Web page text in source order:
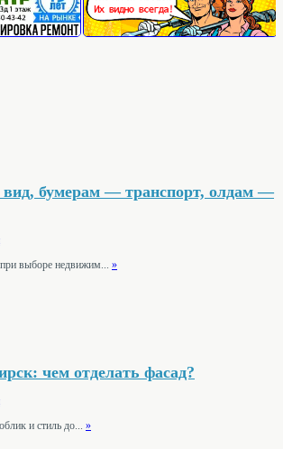
бумерам — транспорт, олдам —
выборе недвижим... »
чем отделать фасад?
и стиль до... »